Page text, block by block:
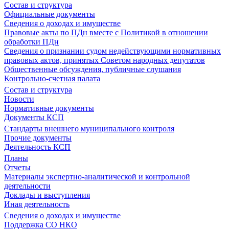
Состав и структура
Официальные документы
Сведения о доходах и имуществе
Правовые акты по ПДн вместе с Политикой в отношении
обработки ПДн
Сведения о признании судом недействующими нормативных
правовых актов, принятых Советом народных депутатов
Общественные обсуждения, публичные слушания
Контрольно-счетная палата
Состав и структура
Новости
Нормативные документы
Документы КСП
Стандарты внешнего муниципального контроля
Прочие документы
Деятельность КСП
Планы
Отчеты
Материалы экспертно-аналитической и контрольной
деятельности
Доклады и выступления
Иная деятельность
Сведения о доходах и имуществе
Поддержка СО НКО